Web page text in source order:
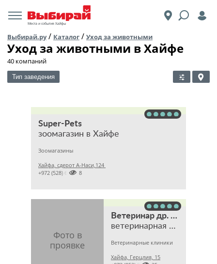
Места и события Хайфы
Выбирай.ру/ Каталог / Уход за животными
Уход за животными в Хайфе
40 компаний
Тип заведения
Super-Pets
зоомагазин в Хайфе
Зоомагазины
Хайфа, сдерот А-Наси,124

+972 (528) 666998
Ветеринар др. Карховски Олег
ветеринарная клиника
Ветеринарные клиники
Хайфа, Герцлия, 15